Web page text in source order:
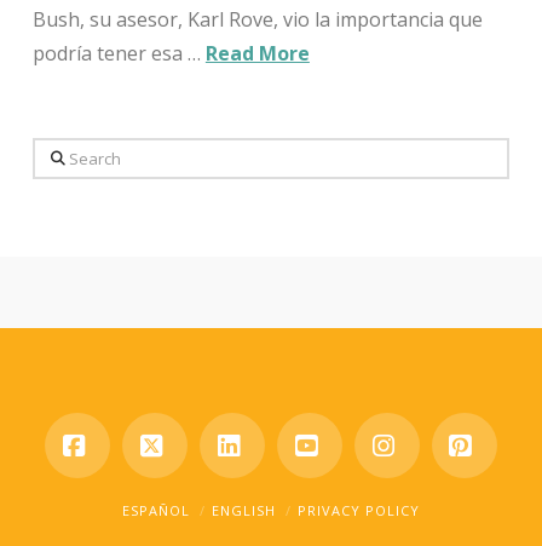
Bush, su asesor, Karl Rove, vio la importancia que
podría tener esa … Read More
Search
Facebook
X LinkedInYouTubeInstagram
ESPAÑOL ENGLISH PRIVACY POLICY